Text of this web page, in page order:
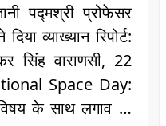
पद्मश्री प्रोफेसर
दिया व्याख्यान रिपोर्ट:
सिंह वाराणसी, 22
Space Day:
के साथ लगाव …